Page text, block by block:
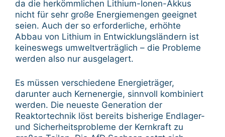
da die herkömmlichen Lithium-Ionen-Akkus
nicht für sehr große Energiemengen geeignet
seien. Auch der so erforderliche, erhöhte
Abbau von Lithium in Entwicklungsländern ist
keineswegs umweltverträglich – die Probleme
werden also nur ausgelagert.
Es müssen verschiedene Energieträger,
darunter auch Kernenergie, sinnvoll kombiniert
werden. Die neueste Generation der
Reaktortechnik löst bereits bisherige Endlager-
und Sicherheitsprobleme der Kernkraft zu